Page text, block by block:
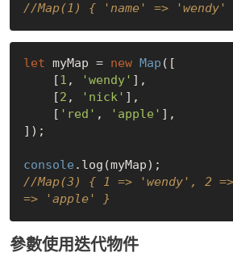
//Map(1) { 'name' => 'wendy'
let myMap = new Map ([
    [
1 , 'wendy' ],
    [
2 , 'nick' ],
    [
'red' , 'apple' ],
]);
console
//Map(3) { 1 => 'wendy', 2
=> 'apple' }
參數使用迭代物件